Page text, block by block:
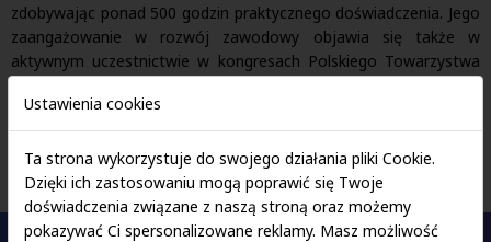
zdobywając ponad 500 godzin praktycznego doświadczenia. Jego
zaangażowanie w rozwój zawodowy objawia się także w
aktywnym uczestnictwie w kongresach Polskiego Towarzystwa
fizjoterapii.
Ustawienia cookies
Ta strona wykorzystuje do swojego działania pliki Cookie.
Dzięki ich zastosowaniu mogą poprawić się Twoje
doświadczenia związane z naszą stroną oraz możemy
pokazywać Ci spersonalizowane reklamy. Masz możliwość